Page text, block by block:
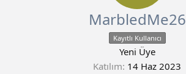
MarbledMe26
Kayıtlı Kullanıcı
Yeni Üye
Katılım 14 Haz 2023